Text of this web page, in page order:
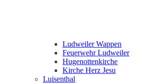
Ludweiler Wappen
Feuerwehr Ludweiler
Hugenottenkirche
Kirche Herz Jesu
Luisenthal